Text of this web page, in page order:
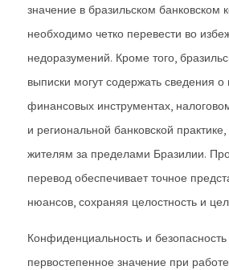
значение в бразильском банковском
необходимо четко перевести во
недоразумений. Кроме того,
выписки могут содержать сведения
финансовых инструментах,
и региональной банковской
жителям за пределами Бразилии.
перевод обеспечивает точное
нюансов, сохраняя целостность и
Конфиденциальность и
первостепенное значение при